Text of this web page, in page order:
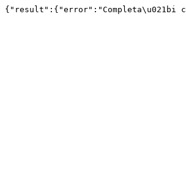
{"result":{"error":"Completa\u021bi